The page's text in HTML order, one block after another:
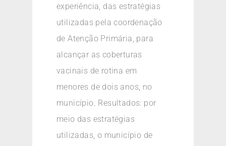
experiência, das estratégias
utilizadas pela coordenação
de Atenção Primária, para
alcançar as coberturas
vacinais de rotina em
menores de dois anos, no
município. Resultados: por
meio das estratégias
utilizadas, o município de